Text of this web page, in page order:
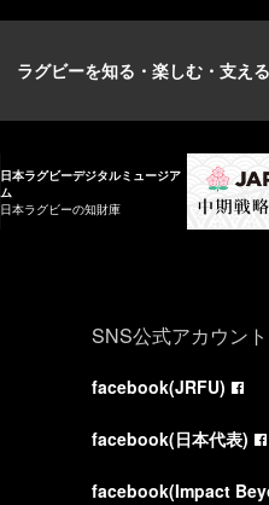
ラグビーを知る・楽しむ・支える
日本ラグビーデジタルミュージア
ム
日本ラグビーの知財庫
SNS公式アカウント
facebook(JRFU)
facebook(日本代表)
facebook(Impact